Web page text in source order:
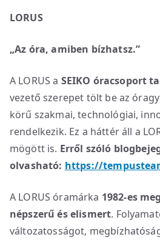
LORUS
„Az óra, amiben bízhatsz.”
A LORUS a SEIKO óracsoport
vezető szerepet tölt be az
körű szakmai, technológiai,
rendelkezik. Ez a háttér áll a
mögött is. Erről szóló
olvasható: https://
A LORUS óramárka 1982-es
népszerű és elismert.
változatosságot,